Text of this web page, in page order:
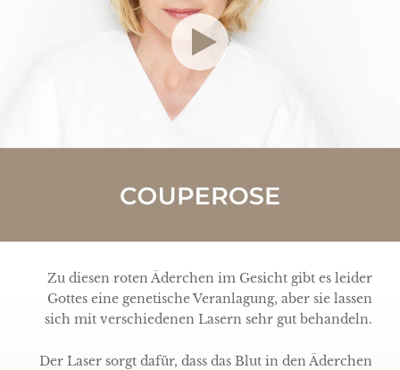
Zu diesen roten Äderchen im Gesicht gibt es leider
Gottes eine genetische Veranlagung, aber sie lassen
sich mit verschiedenen Lasern sehr gut behandeln.
Der Laser sorgt dafür, dass das Blut in den Äderchen